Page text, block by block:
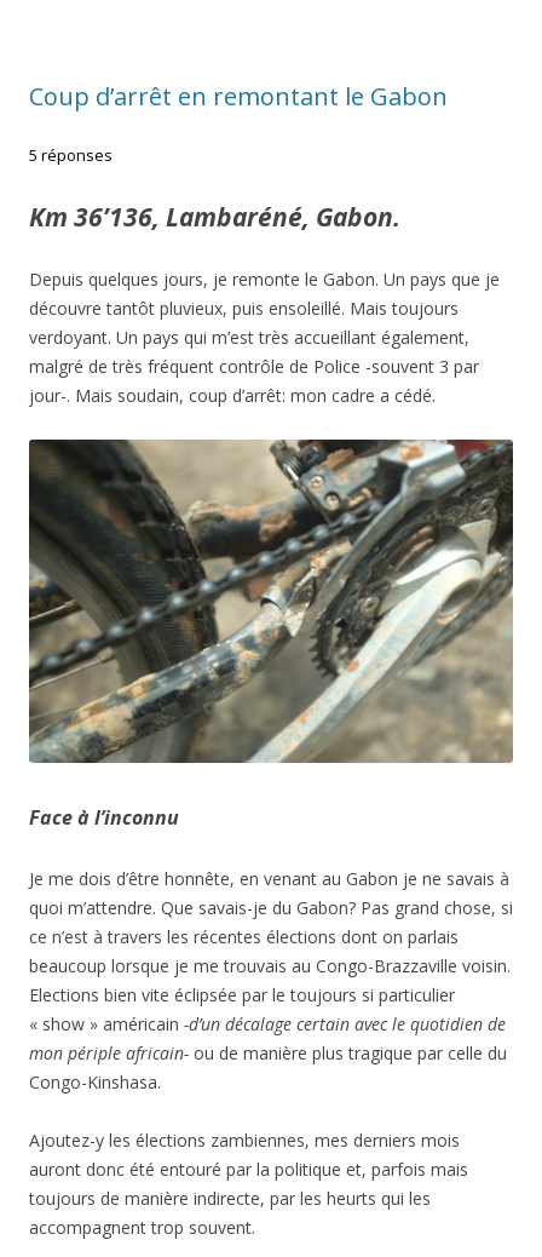
Coup d’arrêt en remontant le Gabon
5 réponses
Km 36’136, Lambaréné, Gabon.
Depuis quelques jours, je remonte le Gabon. Un pays que je
découvre tantôt pluvieux, puis ensoleillé. Mais toujours
verdoyant. Un pays qui m’est très accueillant également,
malgré de très fréquent contrôle de Police -souvent 3 par
jour-. Mais soudain, coup d’arrêt: mon cadre a cédé.
Face à l’inconnu
Je me dois d’être honnête, en venant au Gabon je ne savais à
quoi m’attendre. Que savais-je du Gabon? Pas grand chose, si
ce n’est à travers les récentes élections dont on parlais
beaucoup lorsque je me trouvais au Congo-Brazzaville voisin.
Elections bien vite éclipsée par le toujours si particulier
« show » américain -d’un décalage certain avec le quotidien de
mon périple africain- ou de manière plus tragique par celle du
Congo-Kinshasa.
Ajoutez-y les élections zambiennes, mes derniers mois
auront donc été entouré par la politique et, parfois mais
toujours de manière indirecte, par les heurts qui les
accompagnent trop souvent.